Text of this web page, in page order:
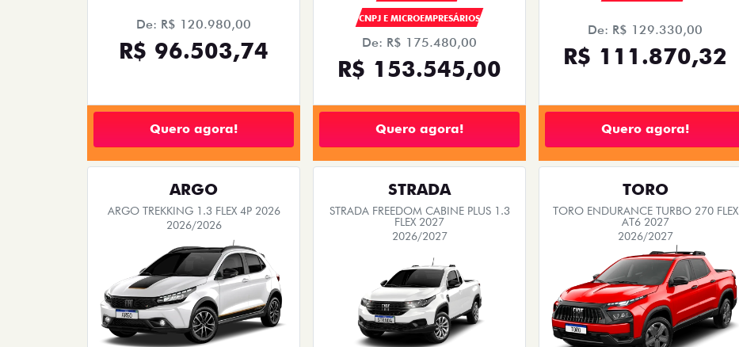
De: R$ 120.980,00
R$ 96.503,74
Quero agora!
CNPJ E MICROEMPRESÁRIOS
De: R$ 175.480,00
R$ 153.545,00
Quero agora!
De: R$ 129.330,00
R$ 111.870,32
Quero agora!
ARGO
ARGO TREKKING 1.3 FLEX 4P 2026
2026/2026
STRADA
STRADA FREEDOM CABINE PLUS 1.3
FLEX 2027
2026/2027
TORO
TORO ENDURANCE TURBO 270 FLEX
AT6 2027
2026/2027